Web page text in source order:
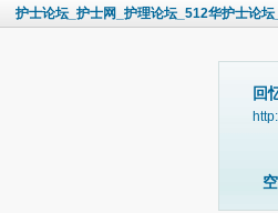
护士论坛_护士网_护理论坛_512华护士论
回